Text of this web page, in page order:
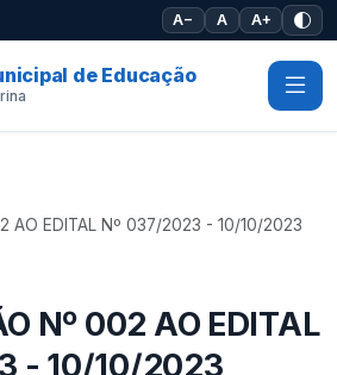
A− A A+
de Educação
AO EDITAL Nº 037/2023 - 10/10/2023
Nº 002 AO EDITAL
- 10/10/2023